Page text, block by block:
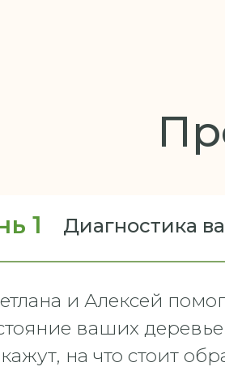
1 Диагностика
и Алексей
ваших
на что стоит